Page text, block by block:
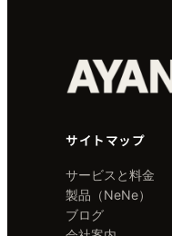
サイトマップ
サービスと料金
製品（NeNe）
ブログ